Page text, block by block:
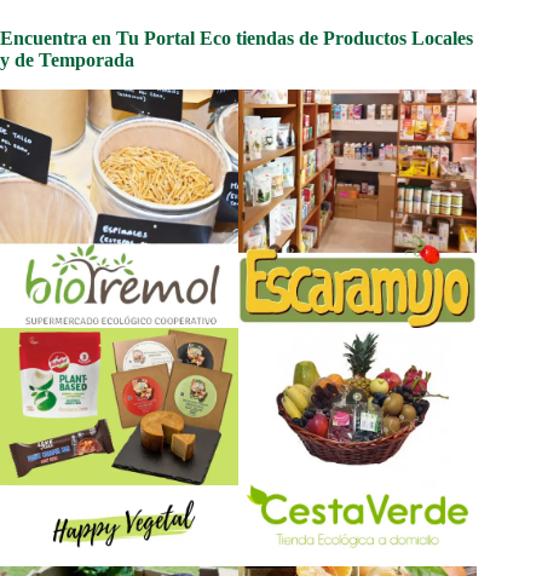
Encuentra en Tu Portal Eco tiendas de Productos Locales
y de Temporada